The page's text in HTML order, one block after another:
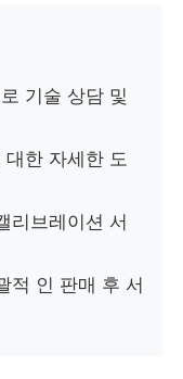
기술 상담 및
한 자세한 도
리브레이션 서
적 인 판매 후 서